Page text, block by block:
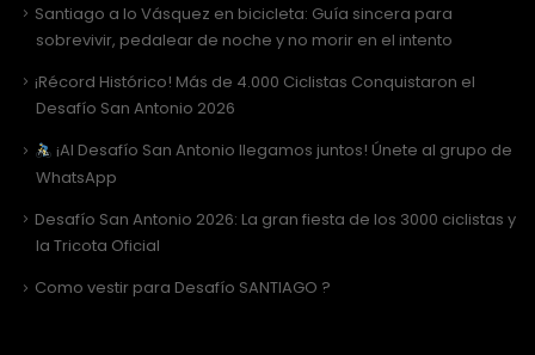
Santiago a lo Vásquez en bicicleta: Guía sincera para
sobrevivir, pedalear de noche y no morir en el intento
¡Récord Histórico! Más de 4.000 Ciclistas Conquistaron el
Desafío San Antonio 2026
¡Al Desafío San Antonio llegamos juntos! Únete al grupo de
WhatsApp
Desafío San Antonio 2026: La gran fiesta de los 3000 ciclistas y
la Tricota Oficial
Como vestir para Desafío SANTIAGO ?